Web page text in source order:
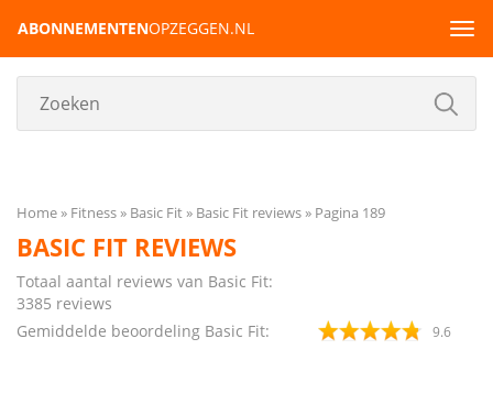
ABONNEMENTENOPZEGGEN.NL
Home Fitness Basic Fit Basic Fit reviews Pagina 189
BASIC FIT REVIEWS
Totaal aantal reviews van Basic Fit:
3385 reviews
Gemiddelde beoordeling Basic Fit:
9.6